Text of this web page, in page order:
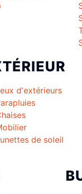
d'extérieurs
de soleil